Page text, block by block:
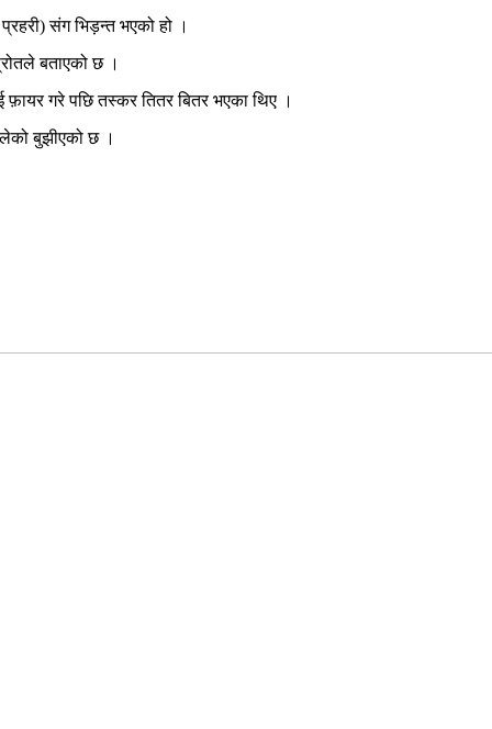
संग भिड़न्त भएको हो ।
बताएको छ ।
गरे पछि तस्कर तितर बितर भएका थिए ।
बुझीएको छ ।